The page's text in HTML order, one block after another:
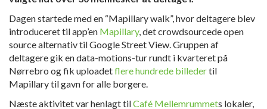
Dagen startede med en “Mapillary walk”, hvor deltagere blev
introduceret til app’en Mapillary, det crowdsourcede open
source alternativ til Google Street View. Gruppen af
deltagere gik en data-motions-tur rundt i kvarteret på
Nørrebro og fik uploadetflere hundrede billedertil
Mapillary til gavn for alle borgere.
Næste aktivitet var henlagt tilCafé Mellemrummets lokaler,